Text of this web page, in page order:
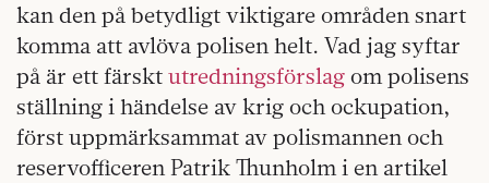
kan den på betydligt viktigare områden snart
komma att avlöva polisen helt. Vad jag syftar
på är ett färskt utredningsförslag om polisens
ställning i händelse av krig och ockupation,
först uppmärksammat av polismannen och
reservofficeren Patrik Thunholm i en artikel